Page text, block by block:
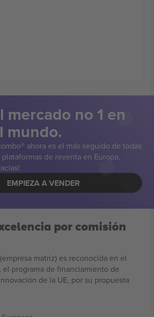
mercado no 1 en
mundo.
ahora es el más seguido de todas
plataformas de reventa en Europa.
EMPIEZA A VENDER
por comisión
matriz) es reconocida en el
programa de financiamiento de
de la UE, por su propuesta